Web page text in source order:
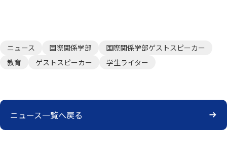
ニュース 国際関係学部
国際関係学部ゲストスピーカー
教育
ゲストスピーカー 学生ライター
ニュース一覧へ戻る